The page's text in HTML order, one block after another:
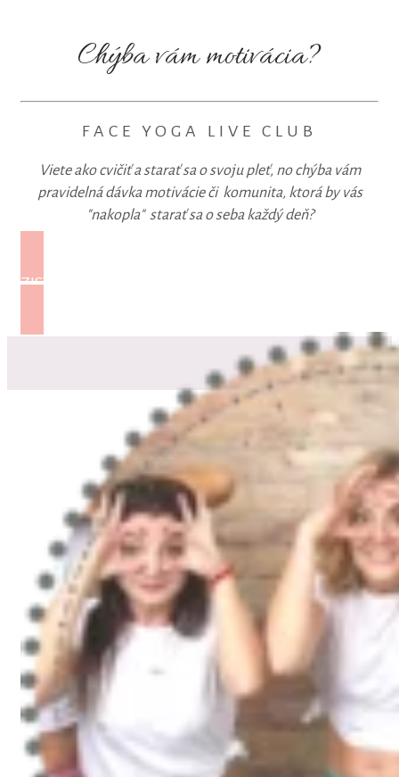
Chýba vám motivácia?
FACE YOGA LIVE CLUB
Viete ako cvičiť a starať sa o svoju pleť, no chýba vám
pravidelná dávka motivácie či komunita, ktorá by vás
"nakopla" starať sa o seba každý deň?
ZISTIŤ VIAC